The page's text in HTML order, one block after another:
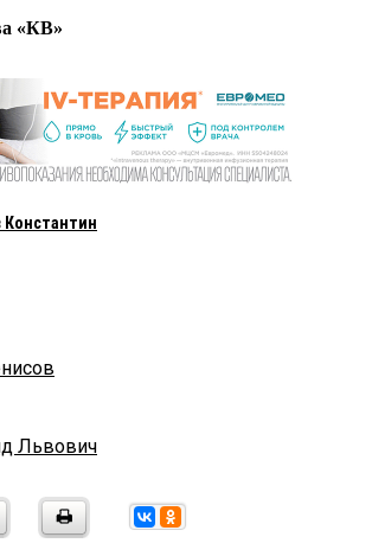
«КВ»
Константин
Львович